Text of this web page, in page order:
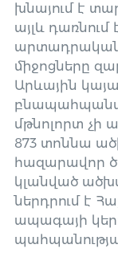
խնայում է
այլև դառնում
արտադրական
միջոցները
Արևային
մթնոլորտ չի
873 տոննա
հազարավոր
կլանված
ներդրում է
ապագայի